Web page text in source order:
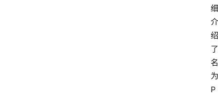
细
介
绍
了
名
为
P